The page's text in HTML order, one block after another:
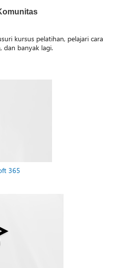
kursus pelatihan, pelajari cara
dan banyak lagi.
365